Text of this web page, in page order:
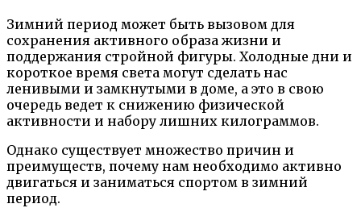
Зимний период может быть вызовом для
сохранения активного образа жизни и
поддержания стройной фигуры. Холодные дни и
короткое время света могут сделать нас
ленивыми и замкнутыми в доме, а это в свою
очередь ведет к снижению физической
активности и набору лишних килограммов.
Однако существует множество причин и
преимуществ, почему нам необходимо активно
двигаться и заниматься спортом в зимний
период.